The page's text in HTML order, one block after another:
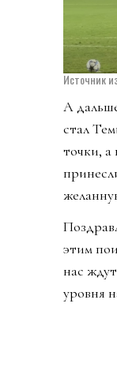
Источник
А
стал
точки, а
этим
нас
уровня